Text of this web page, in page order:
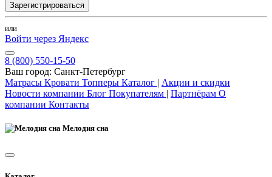
Зарегистрироваться
или
Войти через Яндекс
8 (800) 550-15-50
Ваш город: Санкт-Петербург
Матрасы Кровати Топперы Каталог | Акции и скидки
Новости компании Блог Покупателям | Партнёрам О
компании Контакты
Мелодия сна